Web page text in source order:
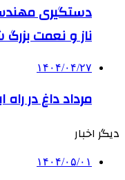
دستگیری
ناز و نعمت
۱۴۰۴/۰۴/۲۷
مرداد داغ در راه
دیگر اخبار
۱۴۰۴/۰۵/۰۱